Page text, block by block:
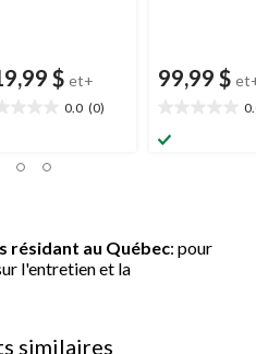
$ et+
0.0 (0)
99,99 $
étoile(s)
résidant au Québec: pour
l'entretien et la
similaires